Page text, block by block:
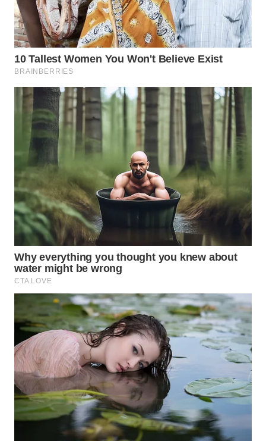
WN
DAIRI
WN
DANAU
WN
NIAS
LANGKAT
WN
TAPANULI
SELATAN
WN
TANJUNG
LESUNG
WN
KARO
WN
SIMALUNGUN
WN
LABUHANBATU